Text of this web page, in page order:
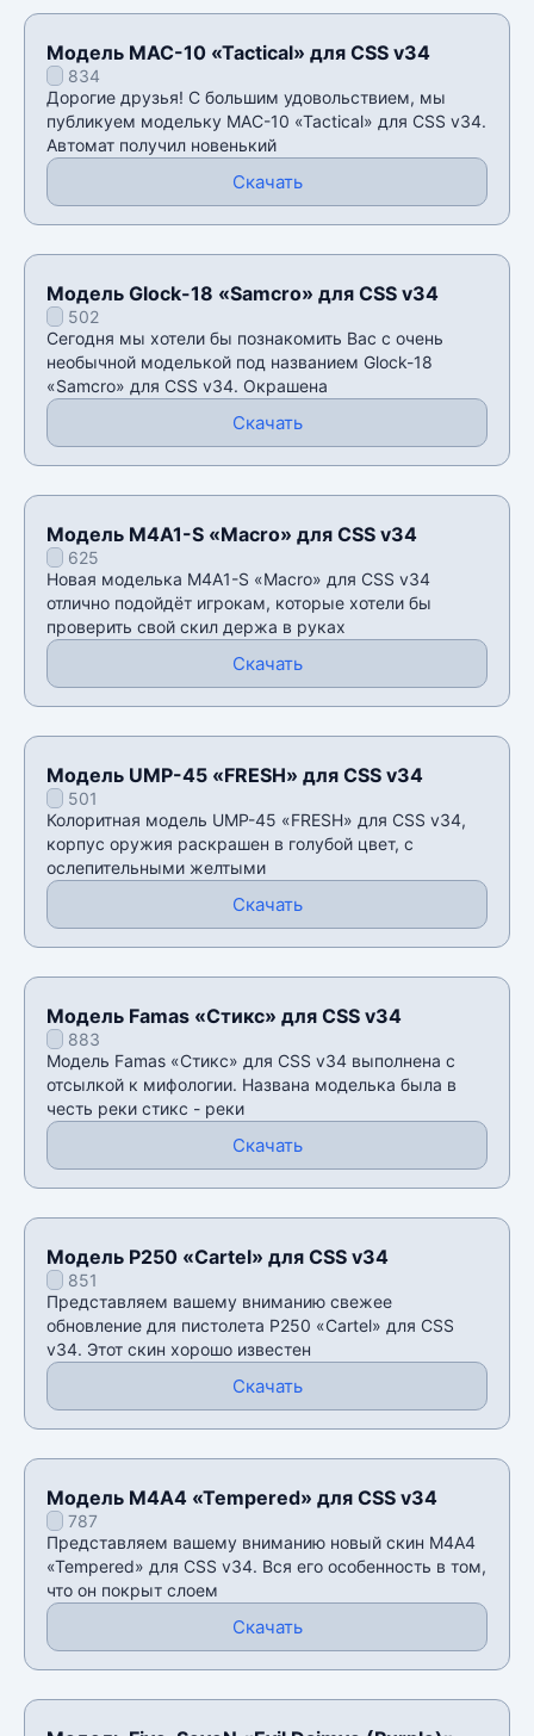
Модель MAC-10 «Tactical» для CSS v34
834
Дорогие друзья! С большим удовольствием, мы
публикуем модельку MAC-10 «Tactical» для CSS v34.
Автомат получил новенький
Скачать
Модель Glock-18 «Samcro» для CSS v34
502
Сегодня мы хотели бы познакомить Вас с очень
необычной моделькой под названием Glock-18
«Samcro» для CSS v34. Окрашена
Скачать
Модель M4A1-S «Macro» для CSS v34
625
Новая моделька M4A1-S «Macro» для CSS v34
отлично подойдёт игрокам, которые хотели бы
проверить свой скил держа в руках
Скачать
Модель UMP-45 «FRESH» для CSS v34
501
Колоритная модель UMP-45 «FRESH» для CSS v34,
корпус оружия раскрашен в голубой цвет, с
ослепительными желтыми
Скачать
Модель Famas «Стикс» для CSS v34
883
Модель Famas «Стикс» для CSS v34 выполнена с
отсылкой к мифологии. Названа моделька была в
честь реки стикс - реки
Скачать
Модель P250 «Cartel» для CSS v34
851
Представляем вашему вниманию свежее
обновление для пистолета P250 «Cartel» для CSS
v34. Этот скин хорошо известен
Скачать
Модель М4А4 «Tempered» для CSS v34
787
Представляем вашему вниманию новый скин М4А4
«Tempered» для CSS v34. Вся его особенность в том,
что он покрыт слоем
Скачать